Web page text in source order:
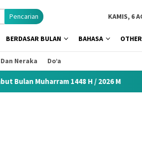
Pencarian KAMIS, 6
BERDASAR BULAN BAHASA OTHER
Neraka Do’a
1448 H / 2026 M Khutbah Idul